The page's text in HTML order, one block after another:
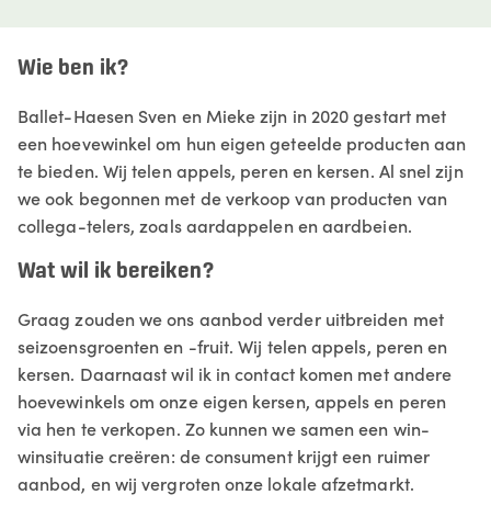
Wie ben ik?
Ballet-Haesen Sven en Mieke zijn in 2020 gestart met
een hoevewinkel om hun eigen geteelde producten aan
te bieden. Wij telen appels, peren en kersen. Al snel zijn
we ook begonnen met de verkoop van producten van
collega-telers, zoals aardappelen en aardbeien.
Wat wil ik bereiken?
Graag zouden we ons aanbod verder uitbreiden met
seizoensgroenten en -fruit. Wij telen appels, peren en
kersen. Daarnaast wil ik in contact komen met andere
hoevewinkels om onze eigen kersen, appels en peren
via hen te verkopen. Zo kunnen we samen een win-
winsituatie creëren: de consument krijgt een ruimer
aanbod, en wij vergroten onze lokale afzetmarkt.